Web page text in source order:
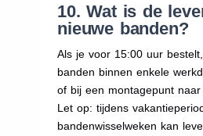
10. Wat is de
nieuwe banden?
Als je voor 15:00 uur
banden binnen enkele
of bij een montagepunt naar
Let op: tijdens
bandenwisselweken kan